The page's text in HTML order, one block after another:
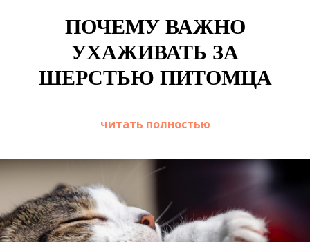
ПОЧЕМУ ВАЖНО
УХАЖИВАТЬ ЗА
ШЕРСТЬЮ ПИТОМЦА
читать полностью